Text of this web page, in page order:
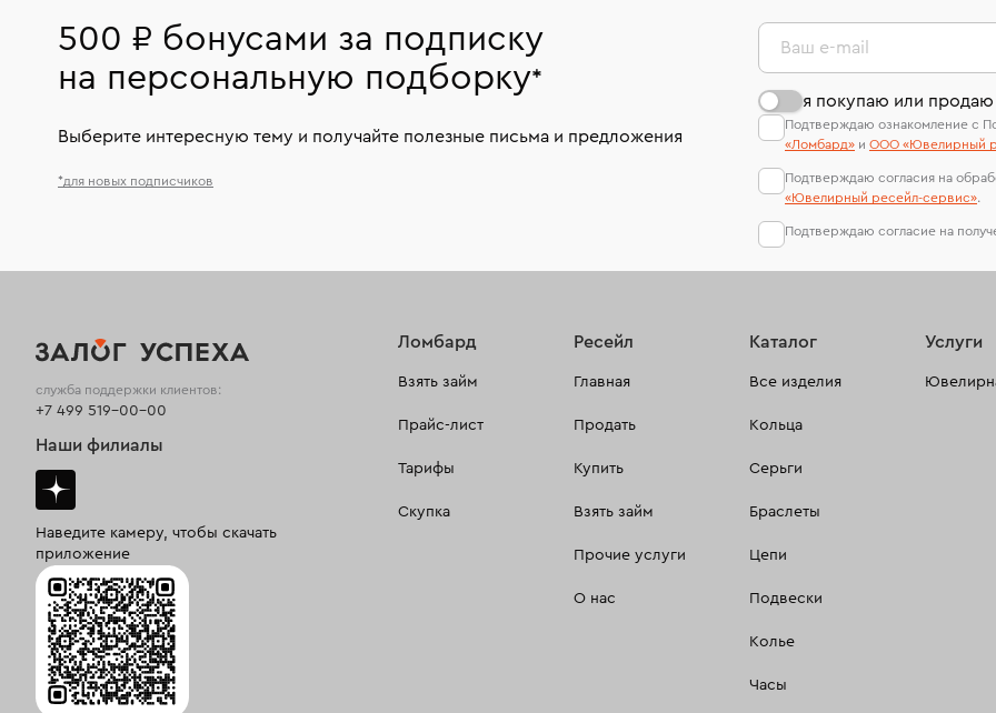
500 ₽ бонусами за подписку
на персональную подборку*
Выберите интересную тему и получайте полезные письма и предложения
*для новых подписчиков
Ваш e-mail
я покупаю или
Подтверждаю ознакомление с
«Ломбард» и ООО «Ювелирный
Подтверждаю согласия на
«Ювелирный ресейл-сервиc».
Подтверждаю согласие на
Ломбард
Взять займ
Прайс-лист
Тарифы
Скупка
Ресейл
Главная
Продать
Купить
Взять займ
Прочие услуги
О нас
Каталог
Все изделия
Кольца
Серьги
Браслеты
Цепи
Подвески
Колье
Часы
Услуги
служба поддержки клиентов:
+7 499 519-00-00
Наши филиалы
Наведите камеру, чтобы скачать
приложение